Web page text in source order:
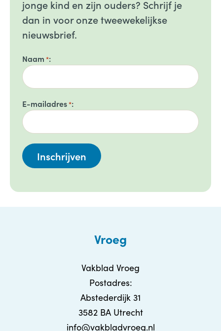
jonge kind en zijn ouders? Schrijf je
dan in voor onze tweewekelijkse
nieuwsbrief.
Naam *
E-mailadres*
Vroeg
Vakblad Vroeg
Postadres:
Abstederdijk 31
3582 BA Utrecht
info@vakbladvroeg.nl